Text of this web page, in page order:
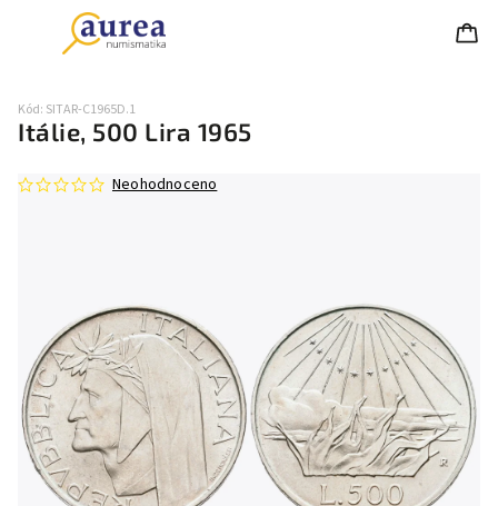
Itálie, 500 Lira 1965
Kód: SITAR-C1965D.1
Neohodnoceno